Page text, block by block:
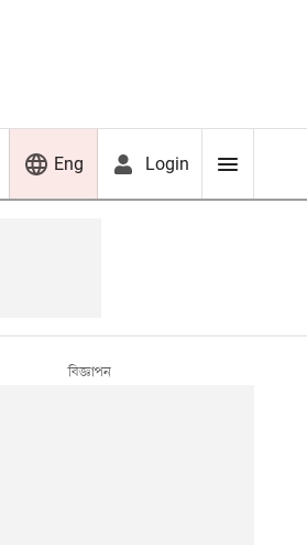
Eng Login